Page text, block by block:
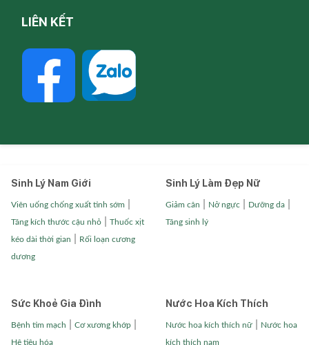
LIÊN KẾT
Sinh Lý Nam Giới
Viên uống chống xuất tinh sớm
Tăng kích thước cậu nhỏ| Thuốc xịt
kéo dài thời gian Rối loạn cương
dương
Sinh Lý Làm Đẹp Nữ
Giảm cân Nở ngực Dưỡng da|
Tăng sinh lý
Sức Khoẻ Gia Đình
Bệnh tim mạch Cơ xương khớp|
Hệ tiêu hóa
Nước Hoa Kích Thích
Nước hoa kích thích nữ| Nước hoa
kích thích nam